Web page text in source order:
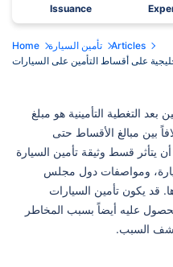
Issuance
Home تأمين السيارة
Articles
على أقساط التأمين على السيارات
التغطية التأمينية هو مبلغ
بين مبالغ الأقساط حتى
يتأثر قسط وثيقة تأمين السيارة
ومواصفات دول مجلس
قد يكون تأمين السيارات
عليه أيضاً بسبب المخاطر
السبب.